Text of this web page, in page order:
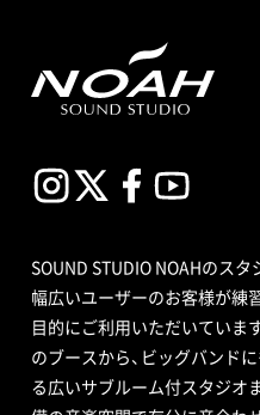
SOUND STUDIO NOAHのス
幅広いユーザーのお客様が練
目的にご利用いただいていま
のブースから、ビッグバンド
る広いサブルーム付スタジオ